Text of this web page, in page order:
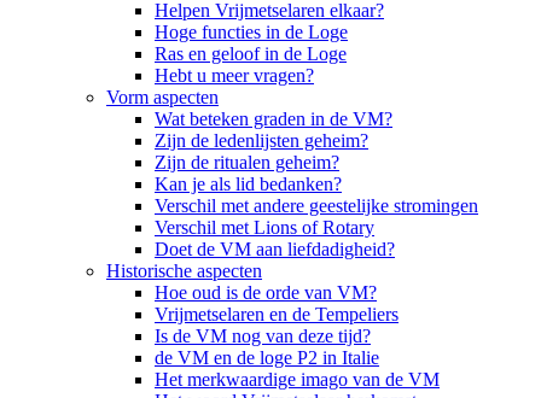
Helpen Vrijmetselaren elkaar?
Hoge functies in de Loge
Ras en geloof in de Loge
Hebt u meer vragen?
Vorm aspecten
Wat beteken graden in de VM?
Zijn de ledenlijsten geheim?
Zijn de ritualen geheim?
Kan je als lid bedanken?
Verschil met andere geestelijke stromingen
Verschil met Lions of Rotary
Doet de VM aan liefdadigheid?
Historische aspecten
Hoe oud is de orde van VM?
Vrijmetselaren en de Tempeliers
Is de VM nog van deze tijd?
de VM en de loge P2 in Italie
Het merkwaardige imago van de VM